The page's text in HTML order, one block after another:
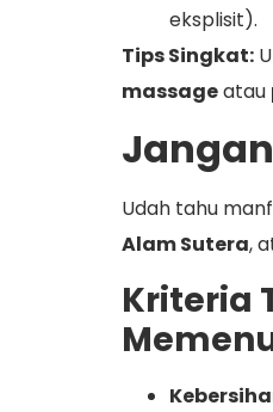
eksplisit).
Tips Singkat:
massageatau
Udah tahu
Alam Sutera,
Kriteria